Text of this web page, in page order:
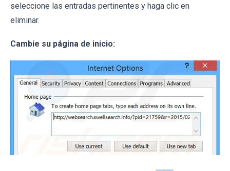
seleccione las entradas pertinentes y haga clic en
eliminar.
Cambie su página de inicio: